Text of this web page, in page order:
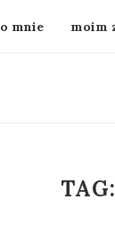
o mnie moim
TAG: